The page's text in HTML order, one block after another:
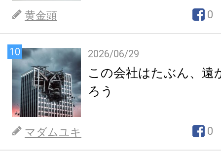
黄金頭 0
10 2026/06/29
この会社はたぶん、遠
ろう
マダムユキ 0